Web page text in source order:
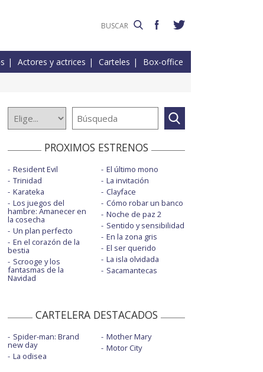
Actores y actrices Carteles Box-office
PROXIMOS ESTRENOS
Resident Evil
Trinidad
Karateka
Los juegos del
hambre: Amanecer en
la cosecha
Un plan perfecto
En el corazón de la
bestia
Scrooge y los
fantasmas de la
Navidad
El último mono
La invitación
Clayface
Cómo robar un banco
Noche de paz 2
Sentido y sensibilidad
En la zona gris
El ser querido
La isla olvidada
Sacamantecas
CARTELERA DESTACADOS
Spider-man: Brand
new day
La odisea
Mother Mary
Motor City